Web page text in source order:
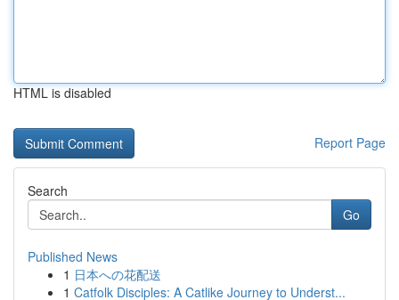
HTML is disabled
Report Page
Search
Go
Published News
1 日本への花配送
1 Catfolk Disciples: A Catlike Journey to Underst...